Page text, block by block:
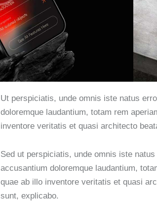
Ut perspiciatis, unde omnis iste natus
doloremque laudantium, totam rem
inventore veritatis et quasi architecto
Sed ut perspiciatis, unde omnis iste
accusantium doloremque laudantium,
quae ab illo inventore veritatis et quasi
sunt, explicabo.